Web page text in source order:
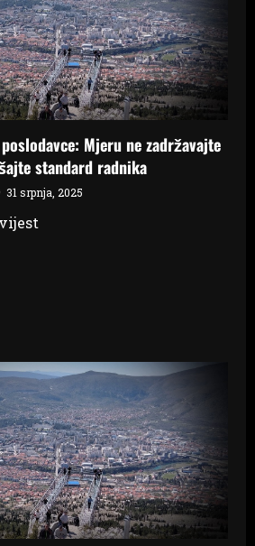
Mjeru ne zadržavajte
standard radnika
31 srpnja, 2025